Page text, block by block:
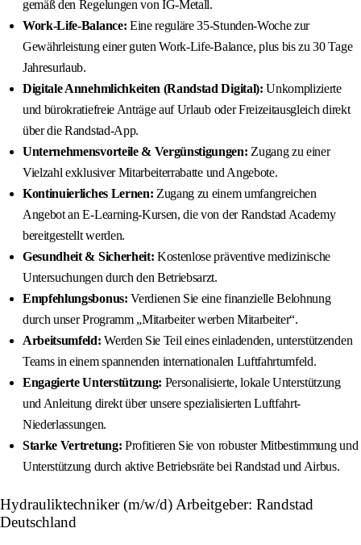
gemäß den Regelungen von IG-Metall.
Work-Life-Balance: Eine reguläre 35-Stunden-Woche zur
Gewährleistung einer guten Work-Life-Balance, plus bis zu 30 Tage
Jahresurlaub.
Digitale Annehmlichkeiten (Randstad Digital): Unkomplizierte
und bürokratiefreie Anträge auf Urlaub oder Freizeitausgleich direkt
über die Randstad-App.
Unternehmensvorteile & Vergünstigungen: Zugang zu einer
Vielzahl exklusiver Mitarbeiterrabatte und Angebote.
Kontinuierliches Lernen: Zugang zu einem umfangreichen
Angebot an E-Learning-Kursen, die von der Randstad Academy
bereitgestellt werden.
Gesundheit & Sicherheit: Kostenlose präventive medizinische
Untersuchungen durch den Betriebsarzt.
Empfehlungsbonus: Verdienen Sie eine finanzielle Belohnung
durch unser Programm „Mitarbeiter werben Mitarbeiter“.
Arbeitsumfeld: Werden Sie Teil eines einladenden, unterstützenden
Teams in einem spannenden internationalen Luftfahrtumfeld.
Engagierte Unterstützung: Personalisierte, lokale Unterstützung
und Anleitung direkt über unsere spezialisierten Luftfahrt-
Niederlassungen.
Starke Vertretung: Profitieren Sie von robuster Mitbestimmung und
Unterstützung durch aktive Betriebsräte bei Randstad und Airbus.
Hydrauliktechniker (m/w/d) Arbeitgeber: Randstad
Deutschland